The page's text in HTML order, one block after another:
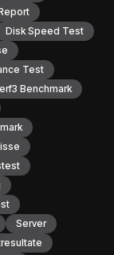
Disk Speed Test
Test
Benchmark
Server